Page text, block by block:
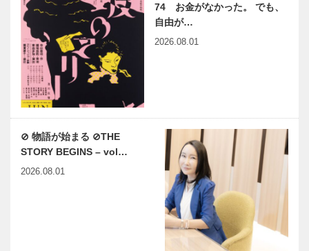
74 お金がなかった。 でも、
自由が…
2026.08.01
⊘ 物語が始まる ⊘THE
STORY BEGINS – vol…
2026.08.01